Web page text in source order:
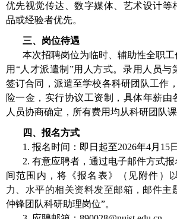
优先视觉传达、数字媒体、艺术设计等
品或经验者优先。
三、岗位待遇
本次招聘岗位为临时、辅助性全职
用“人才派遣制”用人方式。录用人员与
签订合同，派遣至学校各科研团队工作
险一金，实行协议工资制，具体年薪由
人员协商确定，所有费用均从科研团队课
四、报名方式
1. 报名时间：即日起至2026年4月 15
2. 有意应聘者，通过电子邮件方式
间范围内，将《报名表》（见附件）
力、水平的相关资料发至邮箱， 邮件主
仲锋团队科研助理岗位”。